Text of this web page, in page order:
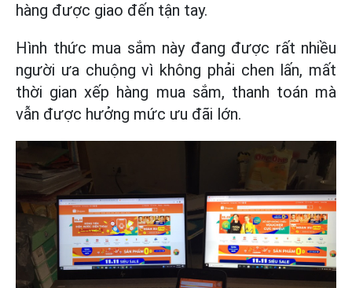
hàng được giao đến tận tay.
Hình thức mua sắm này đang được rất nhiều
người ưa chuộng vì không phải chen lấn, mất
thời gian xếp hàng mua sắm, thanh toán mà
vẫn được hưởng mức ưu đãi lớn.